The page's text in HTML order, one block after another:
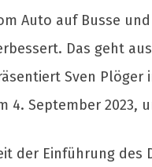
Auto auf Busse
Das geht
Sven Plöger
4. September 2023,
der Einführung des